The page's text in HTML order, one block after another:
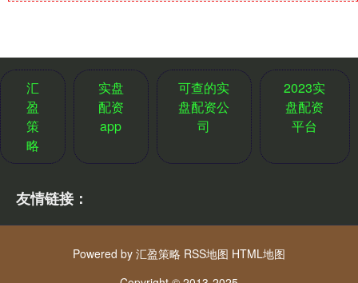
汇
盈
策
略
实盘
配资
app
可查的实
盘配资公
司
2023实
盘配资
平台
友情链接：
Powered by 汇盈策略 RSS地图 HTML地图